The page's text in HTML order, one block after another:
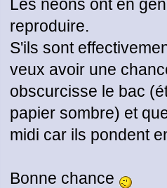
Les néons ont en
reproduire.
S'ils sont
veux avoir une
obscurcisse le bac
papier sombre) et
midi car ils pondent
Bonne chance